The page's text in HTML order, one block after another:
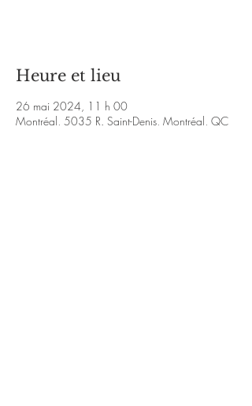
Heure et lieu
26 mai 2024, 11 h 00
Montréal, 5035 R. Saint-Denis, Montréal, QC